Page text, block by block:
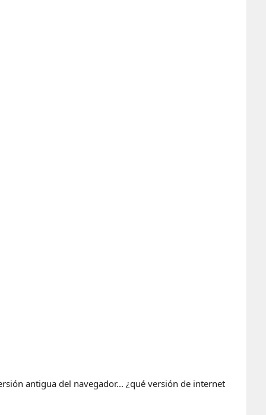
antigua del navegador... ¿qué versión de internet